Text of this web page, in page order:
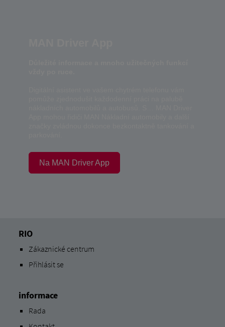
Na MAN Driver App
RIO
Zákaznické centrum
Přihlásit se
informace
Rada